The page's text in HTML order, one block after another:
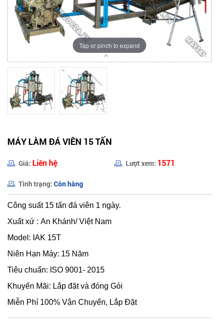
Tap or pinch to expand
MÁY LÀM ĐÁ VIÊN 15 TẤN
Giá: Liên hệ Lượt xem: 1571
Tình trạng: Còn hàng
Công suất 15 tấn đá viên 1 ngày.
Xuất xứ : An Khánh/ Việt Nam
Model: IAK 15T
Niên Hạn Máy: 15 Năm
Tiêu chuẩn: ISO 9001- 2015
Khuyến Mãi: Lắp đặt và đóng Gói
Miễn Phí 100% Vận Chuyển, Lắp Đặt